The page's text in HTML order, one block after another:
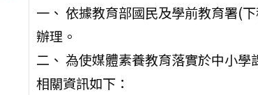
一、 依據教育部國民及學前教育署(
辦理。
二、 為使媒體素養教育落實於中小
相關資訊如下：